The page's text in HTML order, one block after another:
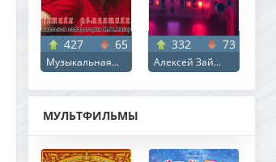
427 65
Музыкальная...
332 73
Алексей Зай...
МУЛЬТФИЛЬМЫ